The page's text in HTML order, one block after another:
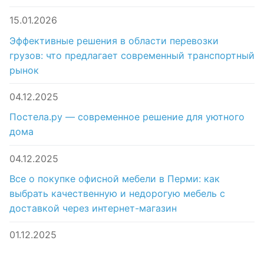
15.01.2026
Эффективные решения в области перевозки
грузов: что предлагает современный транспортный
рынок
04.12.2025
Постела.ру — современное решение для уютного
дома
04.12.2025
Все о покупке офисной мебели в Перми: как
выбрать качественную и недорогую мебель с
доставкой через интернет-магазин
01.12.2025